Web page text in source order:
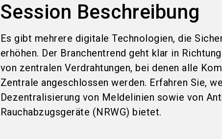
Session Beschreibung
Es gibt mehrere digitale Technologien, die
erhöhen. Der Branchentrend geht klar in
von zentralen Verdrahtungen, bei denen alle
Zentrale angeschlossen werden. Erfahren Sie,
Dezentralisierung von Meldelinien sowie von
Rauchabzugsgeräte (NRWG) bietet.